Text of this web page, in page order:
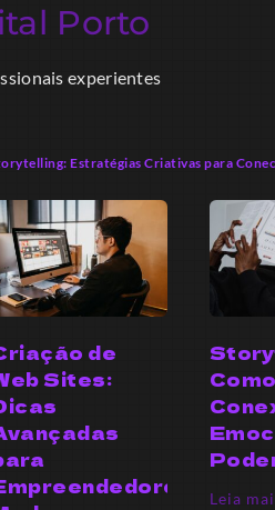
Porto
experientes
Estratégias Criativas para
de
Sites:
Leia